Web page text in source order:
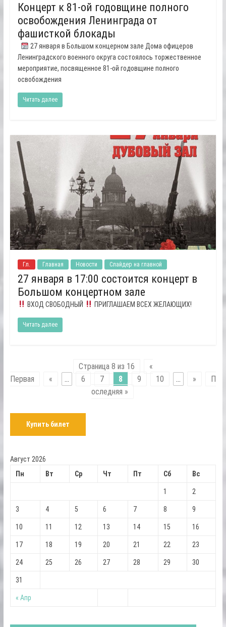
Концерт к 81-ой годовщине полного
освобождения Ленинграда от
фашисткой блокады
27 января в Большом концерном зале Дома офицеров
Ленинградского военного округа состоялось торжественное
мероприятие, посвященное 81-ой годовщине полного
освобождения
Читать далее
Гл. Главная Новости Слайдер на главной
27 января в 17:00 состоится концерт в
Большом концертном зале
ВХОД СВОБОДНЫЙ ПРИГЛАШАЕМ ВСЕХ ЖЕЛАЮЩИХ!
Читать далее
Страница 8 из 16
«
Первая
« ... 6 7 8 9 10 ... »
П
оследняя »
Купить билет
Август 2026
Пн
Вт Ср Чт Пт Сб Вс
« Апр
1 2
3 4 5 6 7 8 9
10 11 12 13 14 15 16
17 18 19 20 21 22 23
24 25 26 27 28 29 30
31